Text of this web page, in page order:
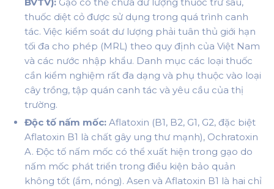
thuốc diệt cỏ được sử dụng trong quá trình canh
tác. Việc kiểm soát dư lượng phải tuân thủ giới hạn
tối đa cho phép (MRL) theo quy định của Việt Nam
và các nước nhập khẩu. Danh mục các loại thuốc
cần kiểm nghiệm rất đa dạng và phụ thuộc vào loại
cây trồng, tập quán canh tác và yêu cầu của thị
trường.
Độc tố nấm mốc: Aflatoxin (B1, B2, G1, G2, đặc biệt
Aflatoxin B1 là chất gây ung thư mạnh), Ochratoxin
A. Độc tố nấm mốc có thể xuất hiện trong gạo do
nấm mốc phát triển trong điều kiện bảo quản
không tốt (ẩm, nóng). Asen và Aflatoxin B1 là hai chỉ